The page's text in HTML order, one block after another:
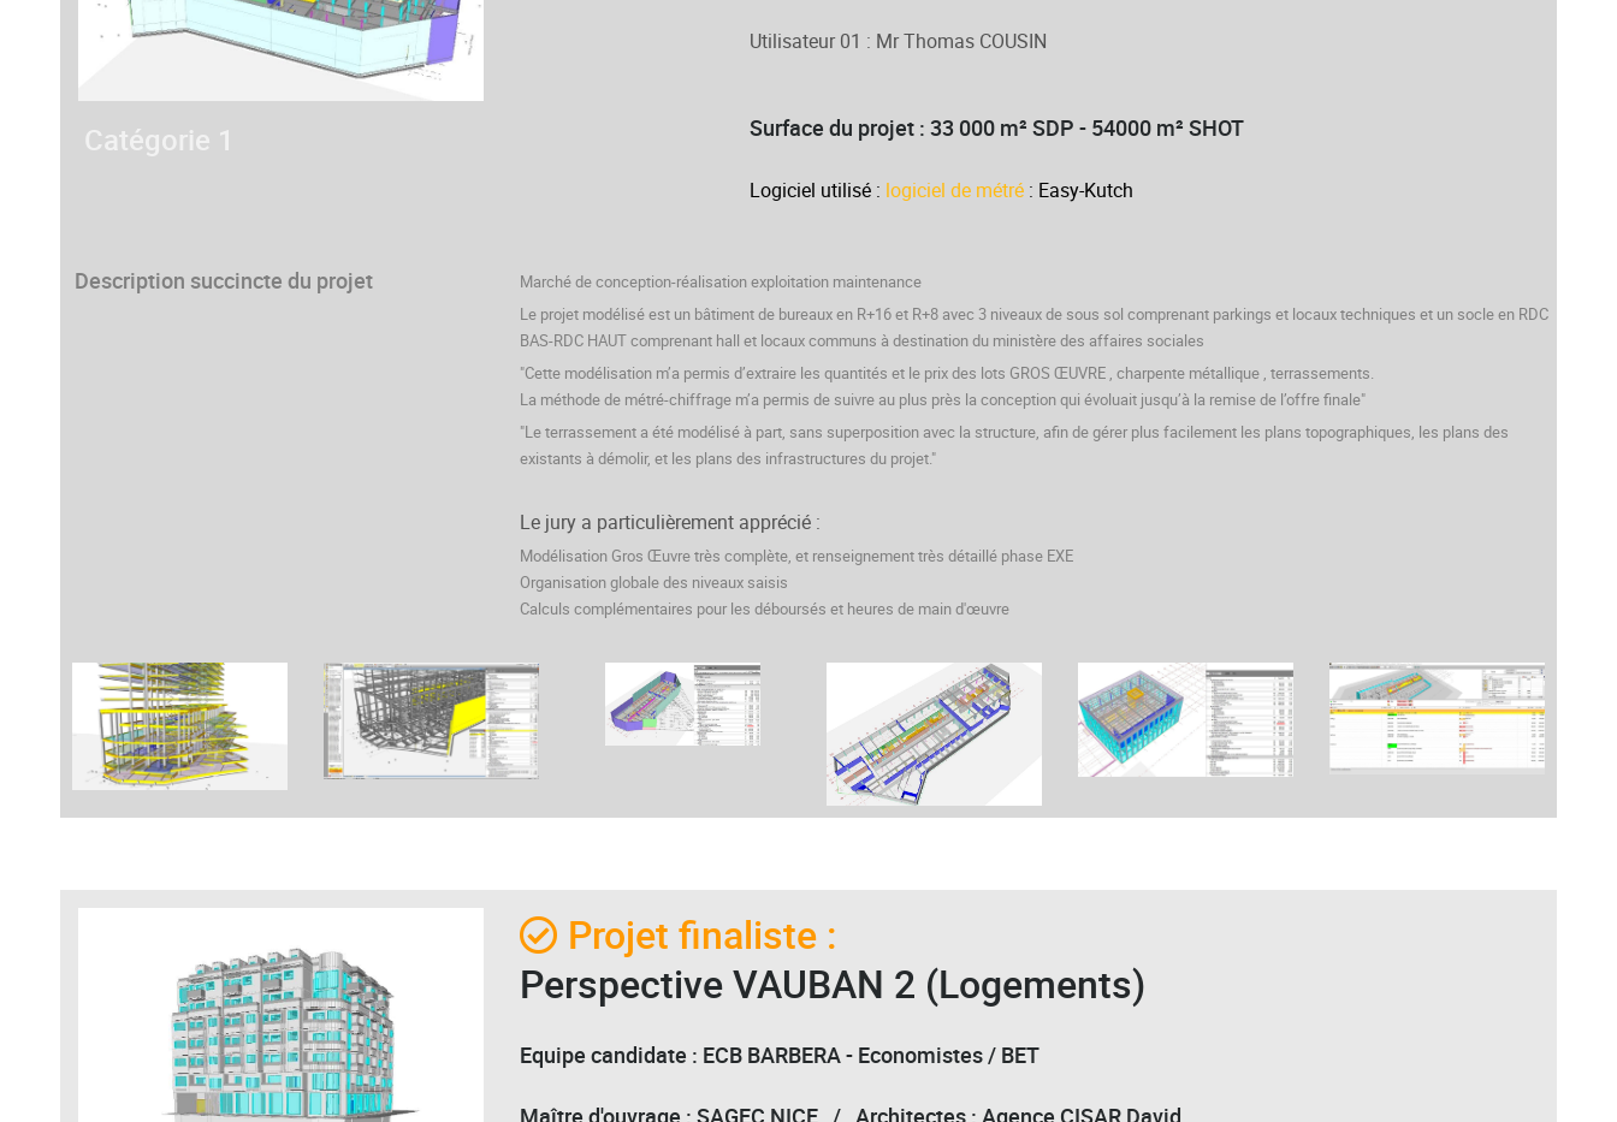
Catégorie 1
Utilisateur 01 : Mr Thomas COUSIN
Surface du projet : 33 000 m² SDP - 54000 m² SHOT
Logiciel utilisé : logiciel de métré : Easy-Kutch
Description succincte du projet
Marché de conception-réalisation exploitation maintenance
Le projet modélisé est un bâtiment de bureaux en R+16 et R+8 avec 3 niveaux de sous sol comprenant parkings et locaux techniques et un socle en RDC
BAS-RDC HAUT comprenant hall et locaux communs à destination du ministère des affaires sociales
"Cette modélisation m’a permis d’extraire les quantités et le prix des lots GROS ŒUVRE , charpente métallique , terrassements.
La méthode de métré-chiffrage m’a permis de suivre au plus près la conception qui évoluait jusqu’à la remise de l’offre finale"
"Le terrassement a été modélisé à part, sans superposition avec la structure, afin de gérer plus facilement les plans topographiques, les plans des
existants à démolir, et les plans des infrastructures du projet."
Le jury a particulièrement apprécié :
Modélisation Gros Œuvre très complète, et renseignement très détaillé phase EXE
Organisation globale des niveaux saisis
Calculs complémentaires pour les déboursés et heures de main d'œuvre
Projet finaliste :
Perspective VAUBAN 2 (Logements)
Equipe candidate : ECB BARBERA - Economistes / BET
Maître d'ouvrage : SAGEC NICE / Architectes : Agence CISAR David